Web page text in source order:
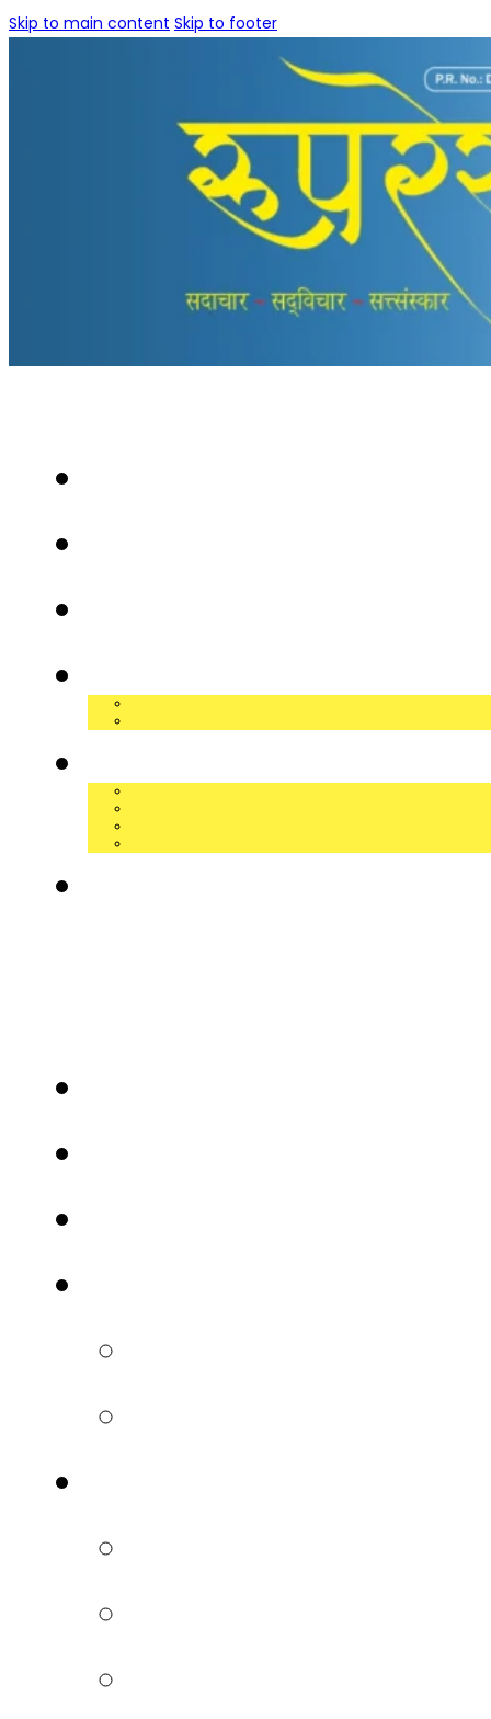
Skip to main content Skip to footer